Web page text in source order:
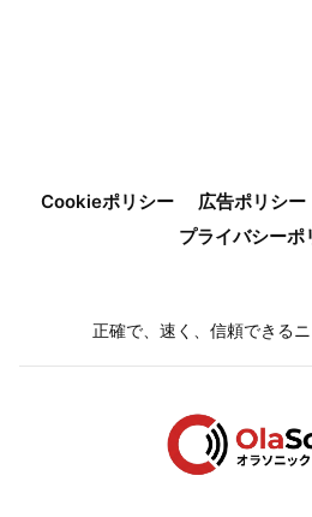
Cookieポリシー 広告ポリシー
プライバシーポ
正確で、速く、信頼できる